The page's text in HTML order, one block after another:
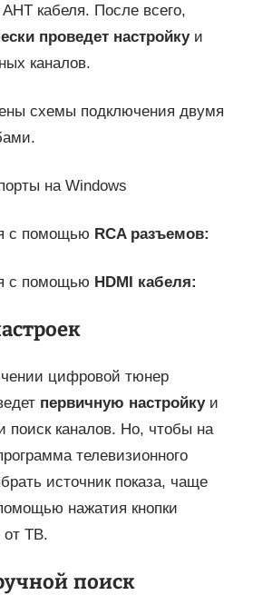
кабеля. После всего,
проведет настройкуи
каналов.
схемы подключения двумя
на Windows
с помощью RCA разъемов:
с помощью HDMI кабеля:
цифровой тюнер
первичную настройкуи
поиск каналов. Но, чтобы на
телевизионного
источник показа, чаще
нажатия кнопки
от ТВ.
поиск